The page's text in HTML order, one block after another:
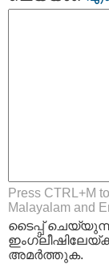
Press CTRL+M
Malayalam and
ടൈപ്പ്‌
അമര്‍ത്തുക.